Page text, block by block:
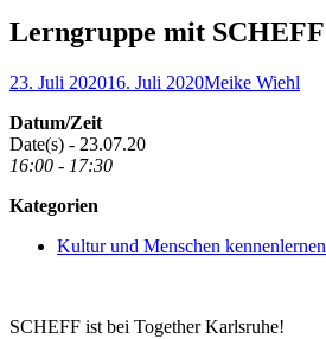
Lerngruppe mit SCHEFF
Posted
23. Juli 202016. Juli 2020Author
Meike Wiehl
Datum/Zeit
Date(s) - 23.07.20
16:00 - 17:30
Kategorien
Kultur und Menschen kennenlernen
SCHEFF ist bei Together Karlsruhe!